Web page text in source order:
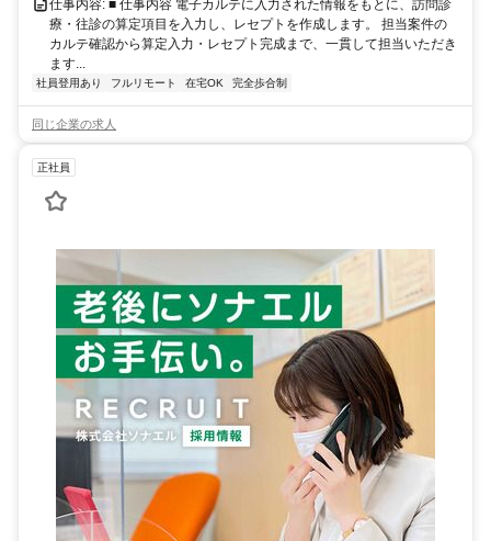
仕事内容: ■ 仕事内容 電子カルテに入力された情報をもとに、訪問診
療・往診の算定項目を入力し、レセプトを作成します。 担当案件の
カルテ確認から算定入力・レセプト完成まで、一貫して担当いただき
ます...
社員登用あり フルリモート 在宅OK 完全歩合制
同じ企業の求人
正社員